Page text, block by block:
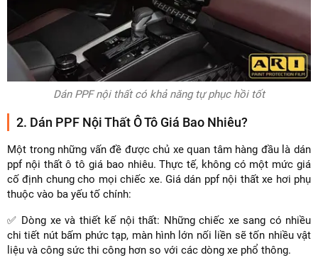
Dán PPF nội thất có khả năng tự phục hồi tốt
2. Dán PPF Nội Thất Ô Tô Giá Bao Nhiêu?
Một trong những vấn đề được chủ xe quan tâm hàng đầu là dán
ppf nội thất ô tô giá bao nhiêu. Thực tế, không có một mức giá
cố định chung cho mọi chiếc xe. Giá dán ppf nội thất xe hơi phụ
thuộc vào ba yếu tố chính:
✅ Dòng xe và thiết kế nội thất: Những chiếc xe sang có nhiều
chi tiết nút bấm phức tạp, màn hình lớn nối liền sẽ tốn nhiều vật
liệu và công sức thi công hơn so với các dòng xe phổ thông.